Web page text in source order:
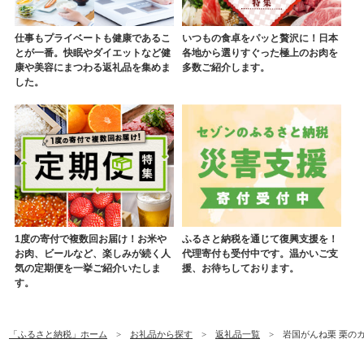
仕事もプライベートも健康であるこ
とが一番。快眠やダイエットなど健
康や美容にまつわる返礼品を集めま
した。
いつもの食卓をパッと贅沢に！日本
各地から選りすぐった極上のお肉を
多数ご紹介します。
1度の寄付で複数回お届け！お米や
お肉、ビールなど、楽しみが続く人
気の定期便を一挙ご紹介いたしま
す。
ふるさと納税を通じて復興支援を！
代理寄付も受付中です。温かいご支
援、お待ちしております。
「ふるさと納税」ホーム お礼品から探す 返礼品一覧 岩国がんね栗 栗の